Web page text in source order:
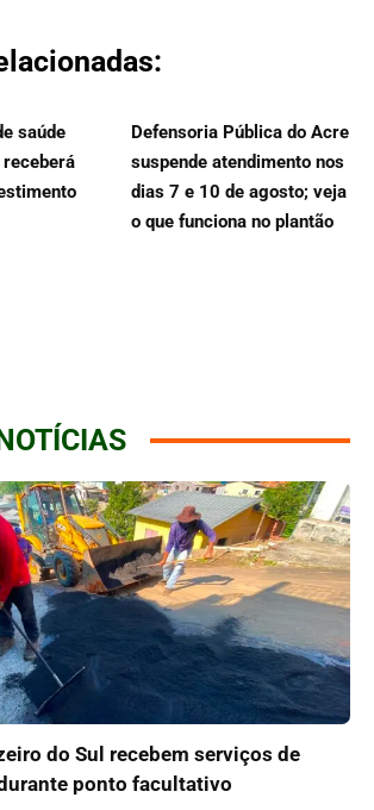
saúde
Defensoria Pública do Acre
suspende atendimento nos
dias 7 e 10 de agosto; veja
o que funciona no plantão
do Sul recebem serviços de
ponto facultativo